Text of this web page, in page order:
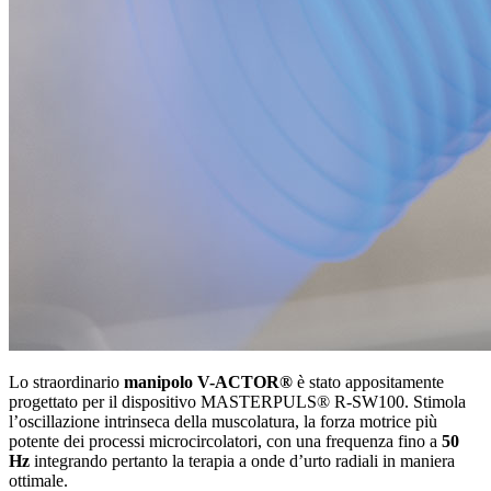
Lo straordinario manipolo V-ACTOR® è stato appositamente
progettato per il dispositivo MASTERPULS® R-SW100. Stimola
l’oscillazione intrinseca della muscolatura, la forza motrice più
potente dei processi microcircolatori, con una frequenza fino a 50
Hz integrando pertanto la terapia a onde d’urto radiali in maniera
ottimale.